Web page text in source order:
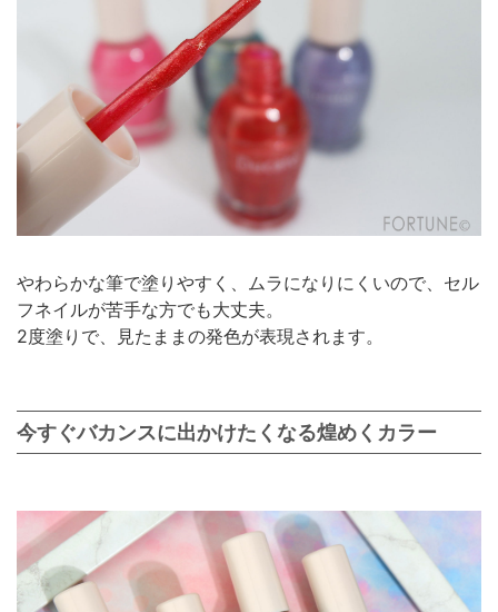
やわらかな筆で塗りやすく、ムラになりにくいので、セル
フネイルが苦手な方でも大丈夫。
2度塗りで、見たままの発色が表現されます。
今すぐバカンスに出かけたくなる煌めくカラー